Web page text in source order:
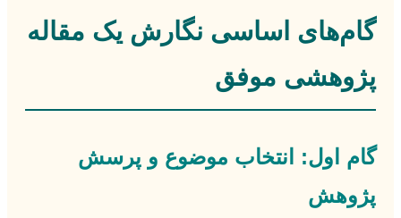
گام‌های اساسی نگارش یک مقاله
پژوهشی موفق
گام اول: انتخاب موضوع و پرسش
پژوهش